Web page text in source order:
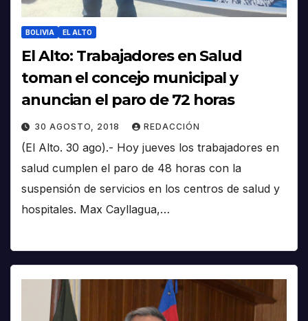
BOLIVIA EL ALTO
El Alto: Trabajadores en Salud
toman el concejo municipal y
anuncian el paro de 72 horas
30 AGOSTO, 2018 REDACCIÓN
(El Alto. 30 ago).- Hoy jueves los trabajadores en
salud cumplen el paro de 48 horas con la
suspensión de servicios en los centros de salud y
hospitales. Max Cayllagua,…